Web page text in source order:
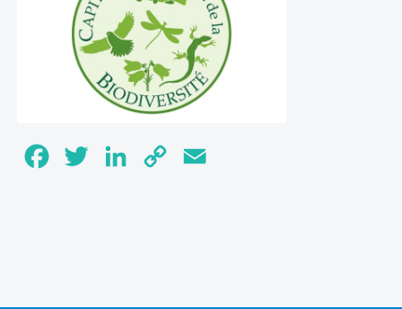
FacebookTwitter LinkedInCopy